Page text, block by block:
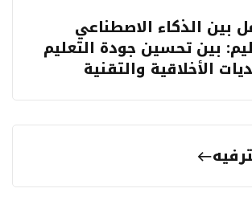
بين الذكاء الاصطناعي
بين تحسين جودة التعليم
الأخلاقية والتقنية